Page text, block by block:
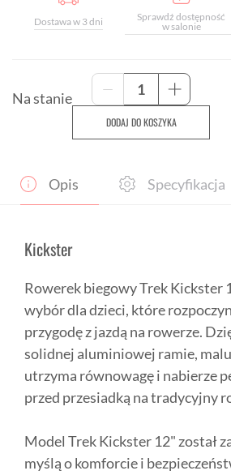
Dostawa w 3 dni
Sprawdź dostępność
w salonie
Na stanie -
ilość
Rowerek
TREK
Kickster
+
DODAJ DO KOSZYKA
Opis Specyfikacja
Kickster
Rowerek biegowy Trek Kickster
wybór dla dzieci, które
przygodę z jazdą na rowerze.
solidnej aluminiowej ramie,
utrzyma równowagę i nabierze
przed przesiadką na tradycyjny
Model Trek Kickster 12" został
myślą o komforcie i